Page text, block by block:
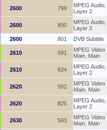
2600 799
MPEG Audio,
Layer 2
2600 800
MPEG Audio,
Layer 2
2600 801 DVB Subtitle
2610 591
MPEG Video
Main, Main
2610 824
MPEG Audio,
Layer 2
2620 592
MPEG Video
Main, Main
2620 825
MPEG Audio,
Layer 2
2630 593
MPEG Video
Main, Main